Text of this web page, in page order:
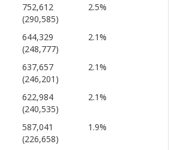
752,612
(290,585)
2.5%
644,329
(248,777)
2.1%
637,657
(246,201)
2.1%
622,984
(240,535)
2.1%
587,041
(226,658)
1.9%